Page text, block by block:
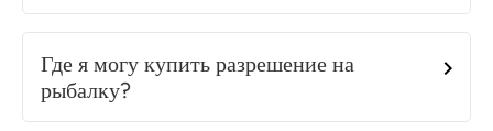
Где я могу купить разрешение на
рыбалку?